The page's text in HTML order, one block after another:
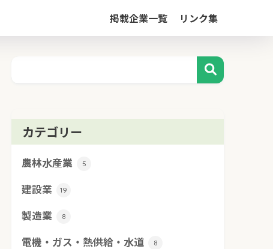
掲載企業一覧 リンク集
カテゴリー
農林水産業 5
建設業 19
製造業 8
電機・ガス・熱供給・水道 8